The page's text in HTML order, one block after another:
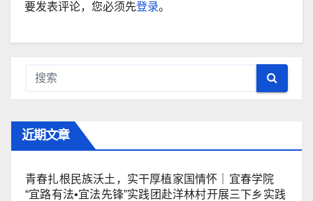
要发表评论，您必须先登录。
近期文章
青春扎根民族沃土，实干厚植家国情怀｜宜春学院
“宜路有法•宜法先锋”实践团赴洋林村开展三下乡实践